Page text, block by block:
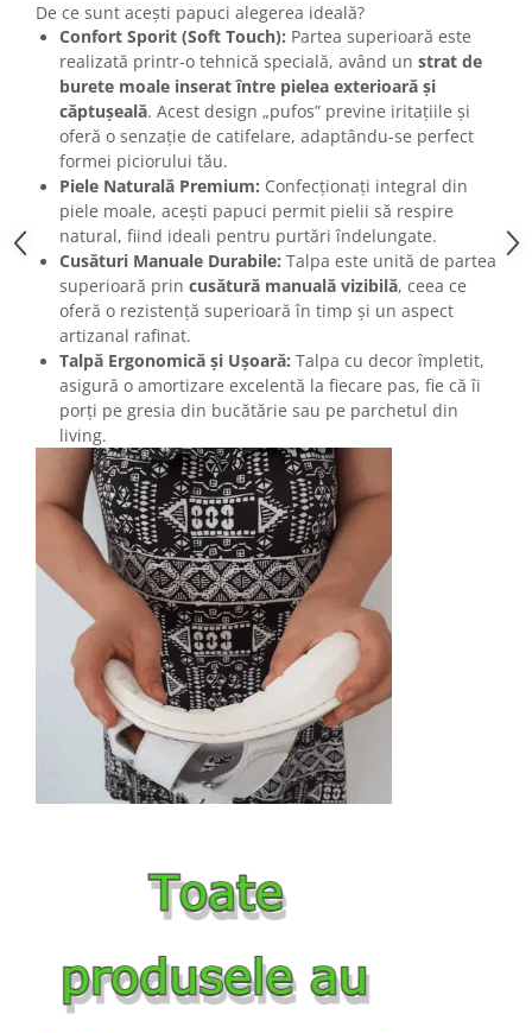
De ce sunt acești papuci alegerea ideală?
Confort Sporit (Soft Touch): Partea superioară este
realizată printr-o tehnică specială, având un strat de
burete moale inserat între pielea exterioară și
căptușeală. Acest design „pufos” previne iritațiile și
oferă o senzație de catifelare, adaptându-se perfect
formei piciorului tău.
Piele Naturală Premium: Confecționați integral din
piele moale, acești papuci permit pielii să respire
natural, fiind ideali pentru purtări îndelungate.
Cusături Manuale Durabile: Talpa este unită de partea
superioară prin cusătură manuală vizibilă, ceea ce
oferă o rezistență superioară în timp și un aspect
artizanal rafinat.
Talpă Ergonomică și Ușoară: Talpa cu decor împletit,
asigură o amortizare excelentă la fiecare pas, fie că îi
porți pe gresia din bucătărie sau pe parchetul din
living.